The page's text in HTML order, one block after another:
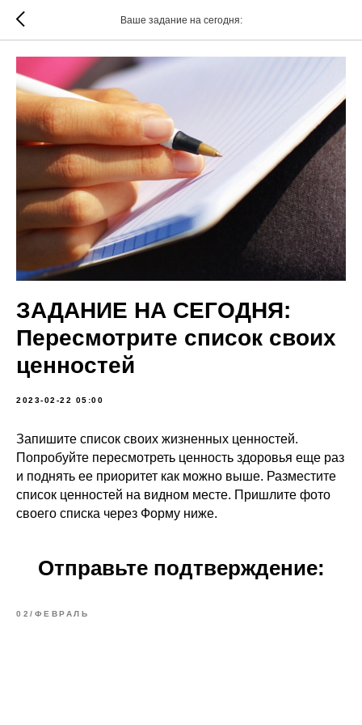
Ваше задание на сегодня:
ЗАДАНИЕ НА СЕГОДНЯ:
Пересмотрите список своих
ценностей
2023-02-22 05:00
Запишите список своих жизненных ценностей.
Попробуйте пересмотреть ценность здоровья еще раз
и поднять ее приоритет как можно выше. Разместите
список ценностей на видном месте. Пришлите фото
своего списка через Форму ниже.
Отправьте подтверждение:
02/ФЕВРАЛЬ